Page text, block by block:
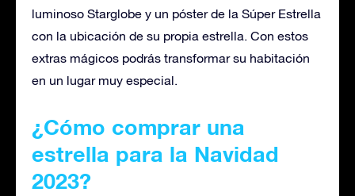
luminoso Starglobe y un póster de la Súper Estrella
con la ubicación de su propia estrella. Con estos
extras mágicos podrás transformar su habitación
en un lugar muy especial.
¿Cómo comprar una
estrella para la Navidad
2023?